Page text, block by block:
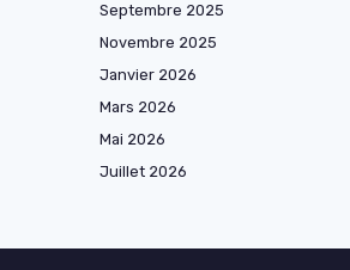
Septembre 2025
Novembre 2025
Janvier 2026
Mars 2026
Mai 2026
Juillet 2026